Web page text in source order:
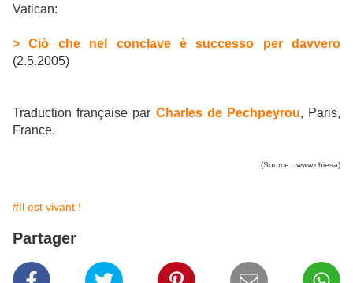
Vatican:
> Ciò che nel conclave è successo per davvero
(2.5.2005)
Traduction française par Charles de Pechpeyrou, Paris,
France.
(Source : www.chiesa)
#Il est vivant !
Partager